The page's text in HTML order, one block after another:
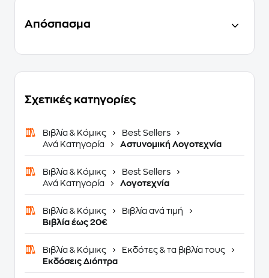
Απόσπασμα
Σχετικές κατηγορίες
Βιβλία & Κόμικς
Best Sellers
Ανά Κατηγορία
Αστυνομική Λογοτεχνία
Βιβλία & Κόμικς
Best Sellers
Ανά Κατηγορία
Λογοτεχνία
Βιβλία & Κόμικς
Βιβλία ανά τιμή
Βιβλία έως 20€
Βιβλία & Κόμικς
Εκδότες & τα βιβλία τους
Εκδόσεις Διόπτρα